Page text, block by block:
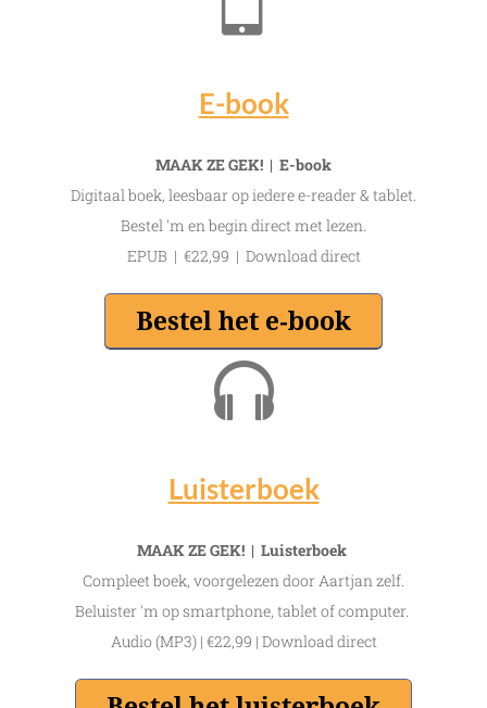
E-book
MAAK ZE GEK! | E-book
Digitaal boek, leesbaar op iedere e-reader & tablet.
Bestel 'm en begin direct met lezen.
EPUB | €22,99 | Download direct
Luisterboek
MAAK ZE GEK! | Luisterboek
Compleet boek, voorgelezen door Aartjan zelf.
Beluister 'm op smartphone, tablet of computer.
Audio (MP3) | €22,99 | Download direct